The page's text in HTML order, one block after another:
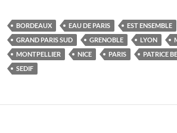
BORDEAUX EAU DE PARIS EST ENSEMBLE
GRAND PARIS SUD
GRENOBLE LYON
MONTPELLIER
NICE PARIS PATRICE
SEDIF